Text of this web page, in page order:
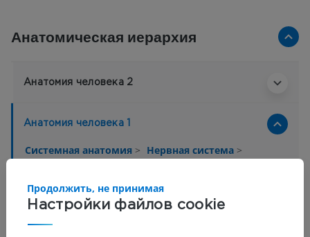
Анатомическая иерархия
Анатомия человека 2
Анатомия человека 1
Системная анатомия > Нервная система >
Задний мозг; мост и мозжечок
Мозжечковые ножки>
Нижняя мозжечковая ножка
Настройки файлов cookie
Продолжить, не принимая